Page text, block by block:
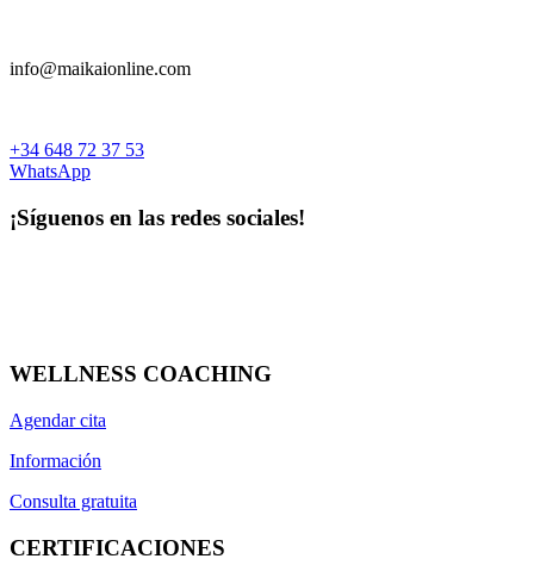
info@maikaionline.com
+34 648 72 37 53
WhatsApp
¡Síguenos en las redes sociales!
WELLNESS COACHING
Agendar cita
Información
Consulta gratuita
CERTIFICACIONES